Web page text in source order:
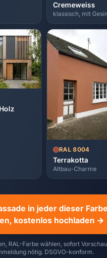
Cremeweiss
klassisch, mit
RAL 8004
Terrakotta
Altbau-Charme
in jeder dieser
kostenlos hochladen →
RAL-Farbe wählen, sofort
nötig. DSGVO-konform.